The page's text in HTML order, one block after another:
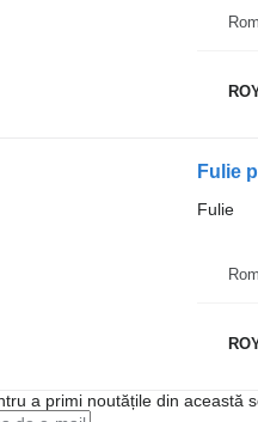
Fulie
Fulie
a primi noutățile din această